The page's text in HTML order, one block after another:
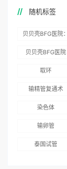
随机标签
贝贝壳BFG医院：
务
贝贝壳BFG医院
取环
输精管复通术
染色体
输卵管
泰国试管